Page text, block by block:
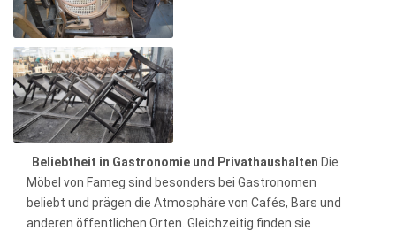
Beliebtheit in Gastronomie und Privathaushalten Die
Möbel von Fameg sind besonders bei Gastronomen
beliebt und prägen die Atmosphäre von Cafés, Bars und
anderen öffentlichen Orten. Gleichzeitig finden sie